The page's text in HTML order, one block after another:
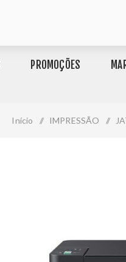
PROMOÇÕES
Início / IMPRESSÃO /